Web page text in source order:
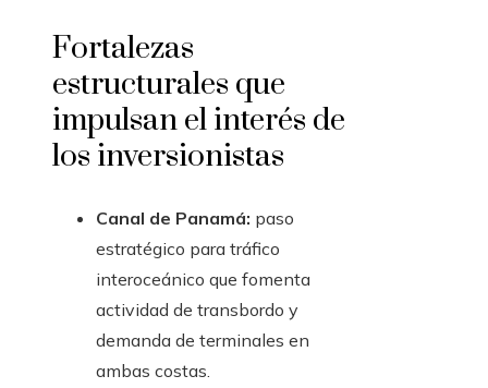
Fortalezas
estructurales que
impulsan el interés de
los inversionistas
Canal de Panamá: paso
estratégico para tráfico
interoceánico que fomenta
actividad de transbordo y
demanda de terminales en
ambas costas.